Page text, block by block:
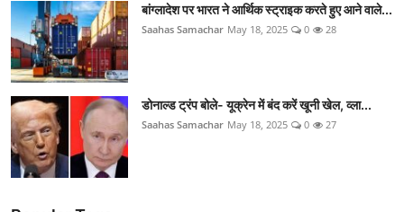
बांग्लादेश पर भारत ने आर्थिक स्ट्राइक करते हुए आने वाले...
Saahas Samachar May 18, 2025 0 28
डोनाल्ड ट्रंप बोले- यूक्रेन में बंद करें खूनी खेल, व्ला...
Saahas Samachar May 18, 2025 0 27